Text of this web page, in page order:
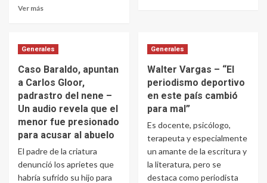
Ver más
Generales
Caso Baraldo, apuntan
a Carlos Gloor,
padrastro del nene –
Un audio revela que el
menor fue presionado
para acusar al abuelo
El padre de la criatura
denunció los aprietes que
habría sufrido su hijo para
Generales
Walter Vargas – “El
periodismo deportivo
en este país cambió
para mal”
Es docente, psicólogo,
terapeuta y especialmente
un amante de la escritura y
la literatura, pero se
destaca como periodista